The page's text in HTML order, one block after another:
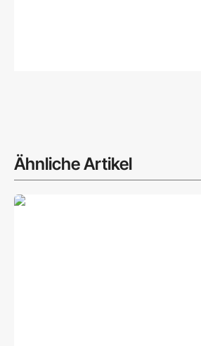
Ähnliche Artikel